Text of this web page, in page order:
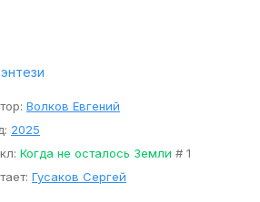
Волков Евгений
2025
Когда не осталось Земли # 1
Гусаков Сергей